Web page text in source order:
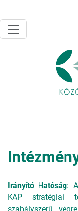
Irányító Hatóság:
KAP stratégiai
szabályszerű